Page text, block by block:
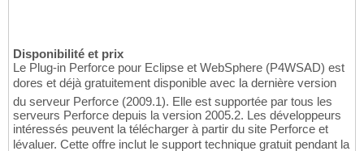
Disponibilité et prix
Le Plug-in Perforce pour Eclipse et WebSphere (P4WSAD) est
dores et déjà gratuitement disponible avec la dernière version
du serveur Perforce (2009.1). Elle est supportée par tous les
serveurs Perforce depuis la version 2005.2. Les développeurs
intéressés peuvent la télécharger à partir du site Perforce et
lévaluer. Cette offre inclut le support technique gratuit pendant la